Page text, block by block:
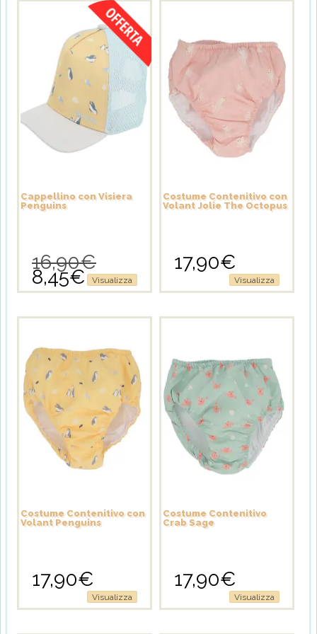
8,45€.
Cappellino con Visiera
Penguins
16,90€Il
prezzo
originale
8,45€Il
prezzo
è:
Visualizza
Costume Contenitivo con
Volant Jolie The Octopus
17,90€
Visualizza
prodotto
più
opzioni
possono
essere
scelte
nella
pagina
prodotto
Costume Contenitivo con
Volant Penguins
17,90€
Visualizza
prodotto
Costume Contenitivo
Crab Sage
17,90€
Visualizza
prodotto